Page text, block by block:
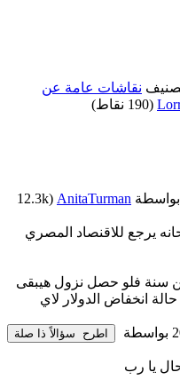
نقاشات عامة عن
(
190 نقاط)
بواسطة AnitaTurman
(
12.3k
يرجع للاقنصاد المصري
سنة فلو حصل نزول هيبقى
من 10 إلى 20% في حالة انخفاض الدولار لاي
بواسطة
يا رب